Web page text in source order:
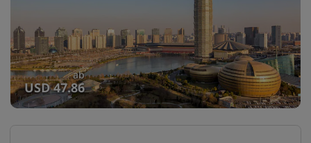
ab
USD 47.86